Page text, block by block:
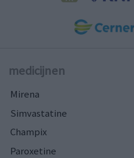
medicijnen
Mirena
Simvastatine
Champix
Paroxetine